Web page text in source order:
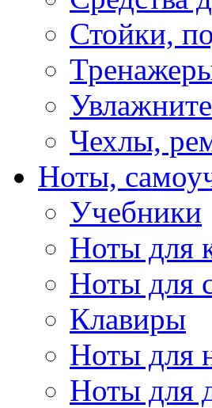
Стойки,
Чехлы,
Ноты,
Учебники
Ноты для
Ноты для
Клавиры
Ноты для
Ноты для